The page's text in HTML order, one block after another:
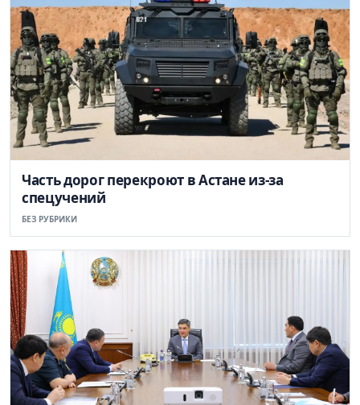
Часть дорог перекроют в Астане из-за
спецучений
БЕЗ РУБРИКИ